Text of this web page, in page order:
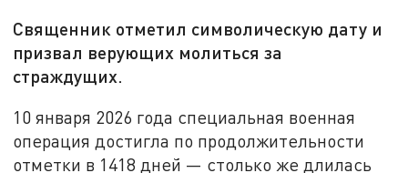
Священник отметил символическую дату и
призвал верующих молиться за
страждущих.
10 января 2026 года специальная военная
операция достигла по продолжительности
отметки в 1418 дней — столько же длилась